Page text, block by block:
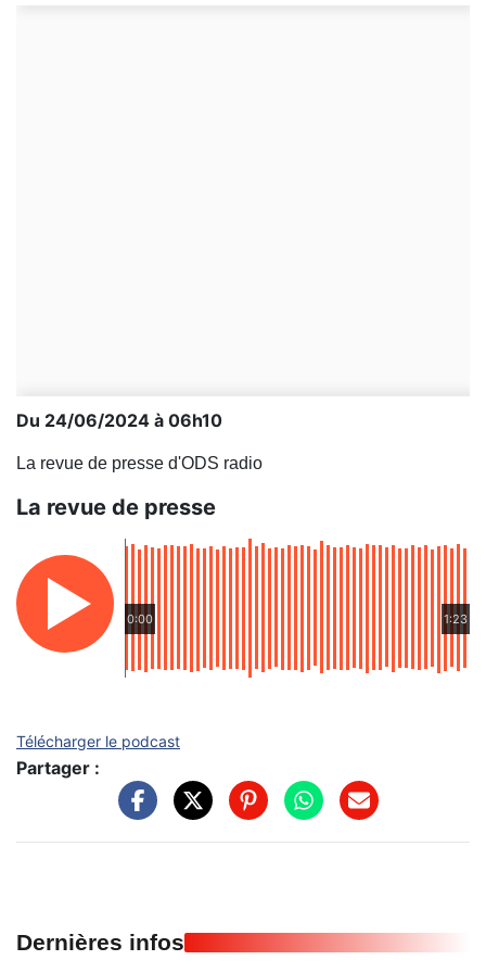
Du 24/06/2024 à 06h10
La revue de presse d'ODS radio
La revue de presse
0:00 1:23
Télécharger le podcast
Partager :
Dernières infos